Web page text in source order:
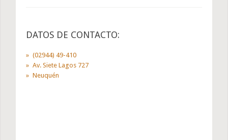
DATOS DE CONTACTO:
(02944) 49-410
Av. Siete Lagos 727
Neuquén